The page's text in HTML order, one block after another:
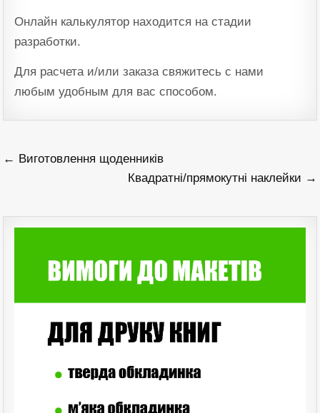
Онлайн калькулятор находится на стадии
разработки.
Для расчета и/или заказа свяжитесь с нами
любым удобным для вас способом.
Навігація
← Виготовлення щоденників
Квадратні/прямокутні наклейки →